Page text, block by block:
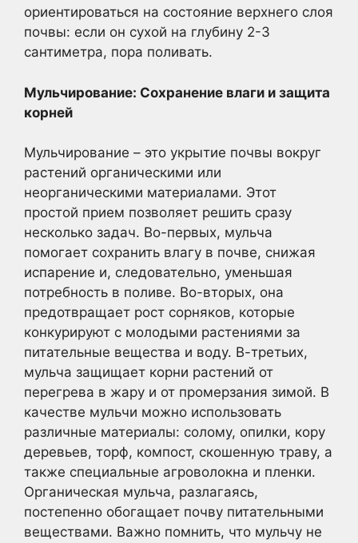
ориентироваться на состояние верхнего слоя
почвы: если он сухой на глубину 2-3
сантиметра, пора поливать.
Мульчирование: Сохранение влаги и защита
корней
Мульчирование – это укрытие почвы вокруг
растений органическими или
неорганическими материалами. Этот
простой прием позволяет решить сразу
несколько задач. Во-первых, мульча
помогает сохранить влагу в почве, снижая
испарение и, следовательно, уменьшая
потребность в поливе. Во-вторых, она
предотвращает рост сорняков, которые
конкурируют с молодыми растениями за
питательные вещества и воду. В-третьих,
мульча защищает корни растений от
перегрева в жару и от промерзания зимой. В
качестве мульчи можно использовать
различные материалы: солому, опилки, кору
деревьев, торф, компост, скошенную траву, а
также специальные агроволокна и пленки.
Органическая мульча, разлагаясь,
постепенно обогащает почву питательными
веществами. Важно помнить, что мульчу не